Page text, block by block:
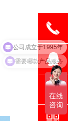
끅
뀩
뀥
需要哪款产品服务